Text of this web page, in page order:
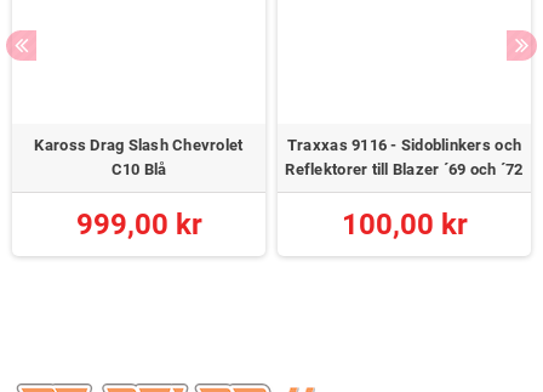
Kaross Drag Slash Chevrolet
C10 Blå
999,00 kr
Traxxas 9116 - Sidoblinkers och
Reflektorer till Blazer ´69 och ´72
100,00 kr